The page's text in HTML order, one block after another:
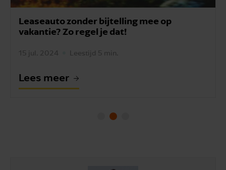
Werknemer met leaseauto neemt
wie betaalt de rekening?
31 jul. 2022 Leestijd 2 min.
Lees meer